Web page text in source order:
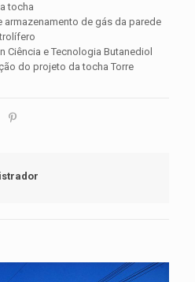
tocha
de gás da parede
Ciência e Tecnologia Butanediol
do projeto da tocha Torre